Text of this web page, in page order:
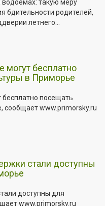
такую меру
бдительности родителей,
летнего...
могут бесплатно
в Приморье
бесплатно посещать
сообщает www.primorsky.ru
стали доступны
доступны для
www.primorsky.ru